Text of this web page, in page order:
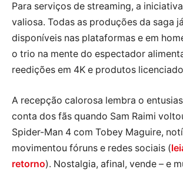
Para serviços de streaming, a
valiosa. Todas as produções da saga
disponíveis nas plataformas e em
o trio na mente do espectador
reedições em 4K e produtos
A recepção calorosa lembra o
conta dos fãs quando Sam Raimi
Spider-Man 4 com Tobey Maguire,
movimentou fóruns e redes sociais (
retorno). Nostalgia, afinal, vende – e